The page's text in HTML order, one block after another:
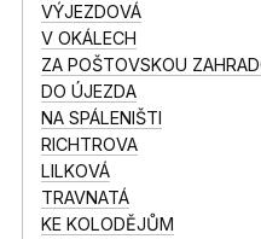
VÝJEZDOVÁ
V OKÁLECH
ZA POŠTOVSKOU
DO ÚJEZDA
NA SPÁLENIŠTI
RICHTROVA
LILKOVÁ
TRAVNATÁ
KE KOLODĚJŮM